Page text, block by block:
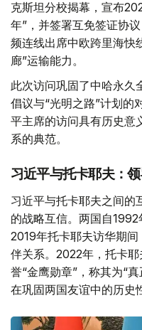
克斯坦分校揭幕，宣布
年”，并签署互免签证协
频连线出席中欧跨里海快
廊”运输能力。
此次访问巩固了中哈永久
倡议与“光明之路”计划的
平主席的访问具有历史意
系的典范。
习近平与托卡耶夫：
习近平与托卡耶夫之间的
的战略互信。两国自1992
2019年托卡耶夫访华期
伴关系。2022年，托卡
誉“金鹰勋章”，称其为“
在巩固两国友谊中的历史